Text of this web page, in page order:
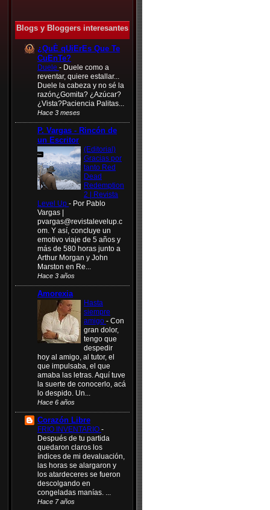
Blogs y Bloggers interesantes
¿QuÈ qUiErEs Que Te
CuEnTe?
Duele - Duele como a
reventar, quiere estallar...
Duele la cabeza y no sé la
razón¿Gomita? ¿Azúcar?
¿Vista?Paciencia Palitas...
Hace 3 meses
P. Vargas - Rincón de
un Escritor
(Editorial)
Gracias por
tanto Red
Dead
Redemption
2 | Revista
Level Up - Por Pablo
Vargas |
pvargas@revistalevelup.c
om. Y así, concluye un
emotivo viaje de 5 años y
más de 580 horas junto a
Arthur Morgan y John
Marston en Re...
Hace 3 años
Amorexia
Hasta
siempre
amigo - Con
gran dolor,
tengo que
despedir
hoy al amigo, al tutor, el
que impulsaba, el que
amaba las letras. Aquí tuve
la suerte de conocerlo, acá
lo despido. Un...
Hace 6 años
Corazón Libre
FRIO INVENTARIO -
Después de tu partida
quedaron claros los
índices de mi devaluación,
las horas se alargaron y
los atardeceres se fueron
descolgando en
congeladas manías. ...
Hace 7 años